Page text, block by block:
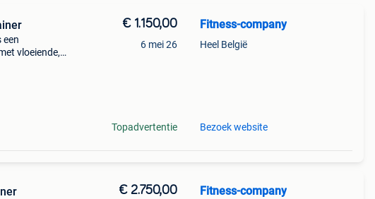
een
vloeiende,
€ 1.150,00
6 mei 26
Topadvertentie
Fitness-company
Heel België
Bezoek website
€ 2.750,00 Fitness-company